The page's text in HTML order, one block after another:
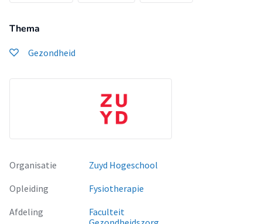
Thema
Gezondheid
Organisatie
Zuyd Hogeschool
Opleiding
Fysiotherapie
Afdeling
Faculteit